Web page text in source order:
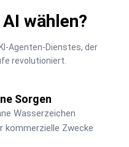
wählen?
Agenten-Dienstes, der
revolutioniert.
Sorgen
Wasserzeichen
Zwecke